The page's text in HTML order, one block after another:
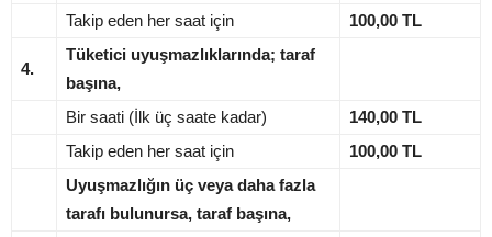
Takip eden her saat için 100,00 TL
4.
Tüketici uyuşmazlıklarında; taraf
başına,
Bir saati (İlk üç saate kadar)
140,00 TL
Takip eden her saat için
100,00 TL
Uyuşmazlığın üç veya daha fazla
tarafı bulunursa, taraf başına,